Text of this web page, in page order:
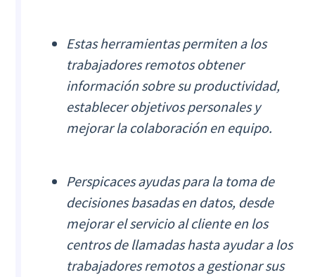
Estas herramientas permiten a los
trabajadores remotos obtener
información sobre su productividad,
establecer objetivos personales y
mejorar la colaboración en equipo.
Perspicaces ayudas para la toma de
decisiones basadas en datos, desde
mejorar el servicio al cliente en los
centros de llamadas hasta ayudar a los
trabajadores remotos a gestionar sus